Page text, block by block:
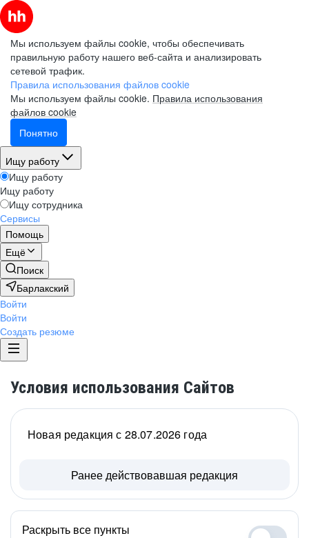
Мы используем файлы cookie, чтобы обеспечивать
правильную работу нашего веб-сайта и анализировать
сетевой трафик.
Правила использования файлов cookie
Мы используем файлы cookie. Правила использования
файлов cookie
Понятно
Ищу работу
Ищу работу
Ищу работу
Ищу сотрудника
Сервисы
Помощь
Ещё
Поиск
Барлакский
Войти
Войти
Создать резюме
Условия использования Сайтов
Новая редакция с 28.07.2026 года
Ранее действовавшая редакция
Раскрыть все пункты